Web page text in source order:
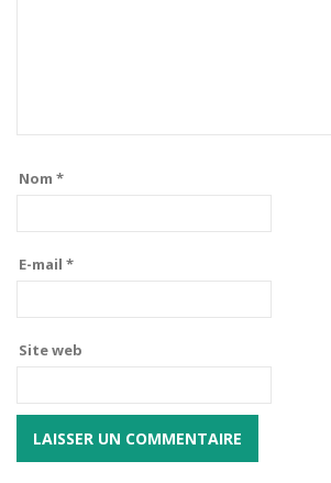
Nom *
E-mail *
Site web